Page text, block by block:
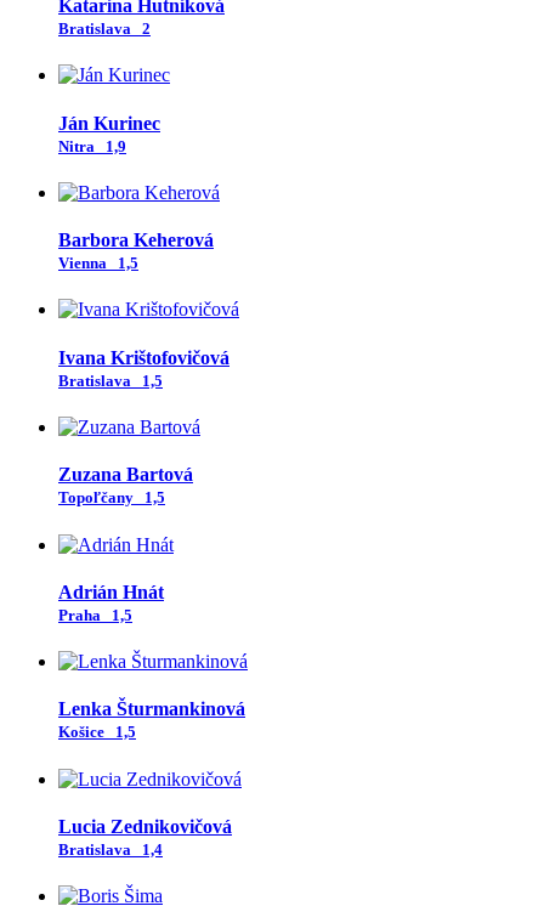
Katarína Hutníková
Bratislava 2
Ján Kurinec
Nitra 1,9
Barbora Keherová
Vienna 1,5
Ivana Krištofovičová
Bratislava 1,5
Zuzana Bartová
Topoľčany 1,5
Adrián Hnát
Praha 1,5
Lenka Šturmankinová
Košice 1,5
Lucia Zednikovičová
Bratislava 1,4